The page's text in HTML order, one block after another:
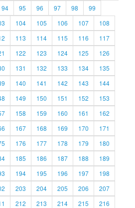
94 95 96 97 98
99
104 105 106 107
108
113 114 115 116
117
122 123 124 125
126
131 132 133 134
135
140 141 142 143
144
149 150 151 152
153
158 159 160 161
162
167 168 169 170
171
176 177 178 179
180
185 186 187 188
189
194 195 196 197
198
203 204 205 206
207
212 213 214 215
216